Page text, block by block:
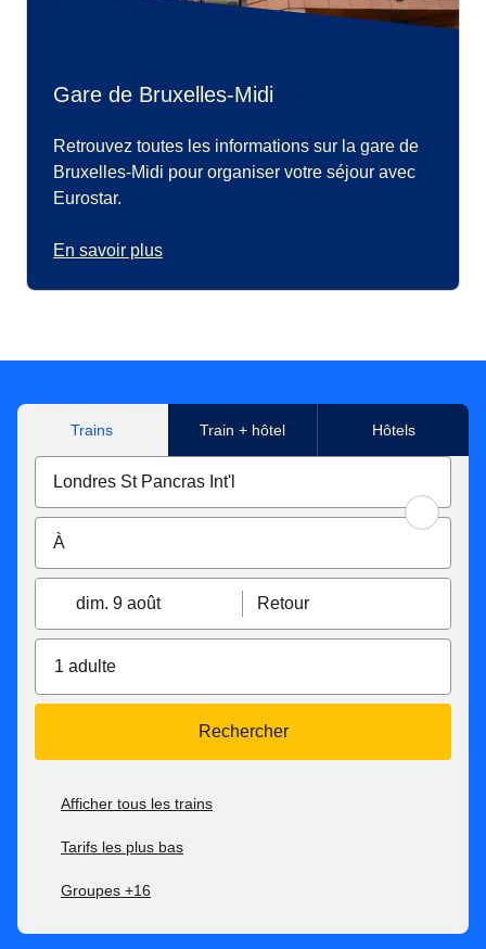
Gare de Bruxelles-Midi
Retrouvez toutes les informations sur la gare de
Bruxelles-Midi pour organiser votre séjour avec
Eurostar.
En savoir plus
Trains Train + hôtel Hôtels
dim. 9 août Retour
1 adulte
Rechercher
Afficher tous les trains
Tarifs les plus bas
Groupes +16